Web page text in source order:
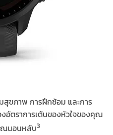
สุขภาพ การฝึกซ้อม และการ
ตราการเต้นของหัวใจของคุณ
ณนอนหลับ3